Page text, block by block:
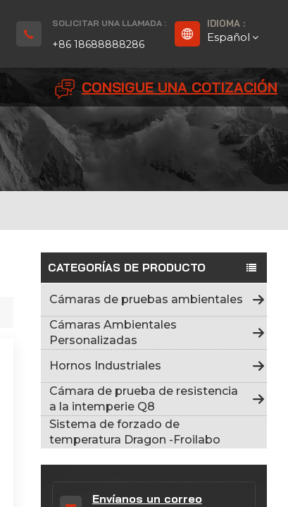
SOLICITAR UNA LLAMADA :
+86 18688888286
IDIOMA :
Español
Español
بالعربية
Português
Indonesia
ภาษาไทย
日本語
Tiếng Việt
中文
CONSIGUE UNA COTIZACIÓN
CATEGORÍAS DE PRODUCTO
Cámaras de pruebas ambientales
Cámaras Ambientales
Personalizadas
Hornos Industriales
Cámara de prueba de resistencia
a la intemperie Q8
Sistema de forzado de
temperatura Dragon -Froilabo
Envíanos un correo